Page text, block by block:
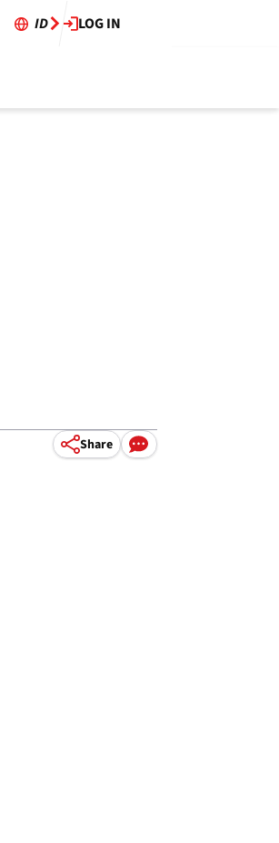
ID LOG IN
Share